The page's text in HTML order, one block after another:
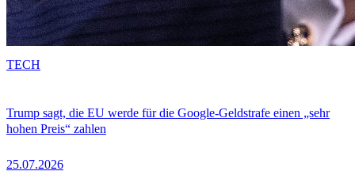
Trump sagt, die EU werde für die Google-Geldstrafe einen „sehr
hohen Preis“ zahlen
25.07.2026
TECH